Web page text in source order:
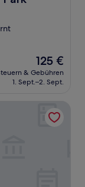
Der
Preis
beträgt
125 €
& Gebühren
1. Sept.–2. Sept.